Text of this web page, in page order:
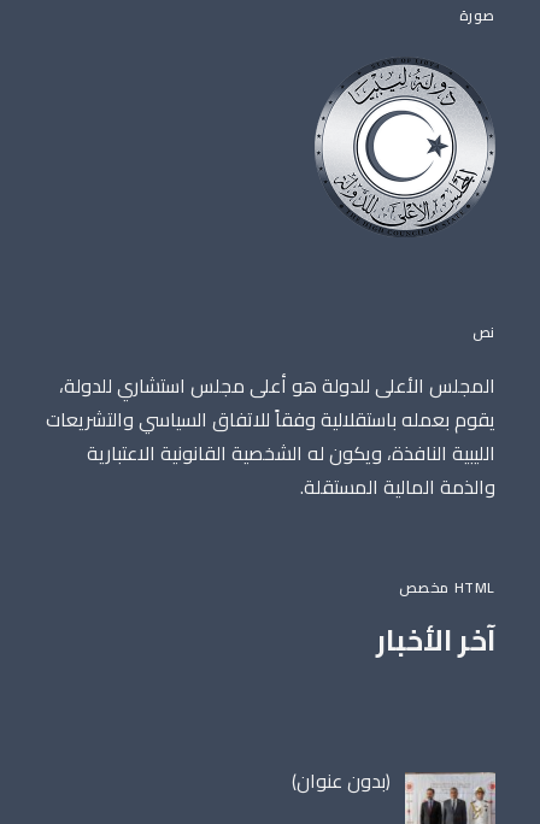
صورة
نص
المجلس الأعلى للدولة هو أعلى مجلس استشاري للدولة،
يقوم بعمله باستقلالية وفقاً للاتفاق السياسي والتشريعات
الليبية النافذة، ويكون له الشخصية القانونية الاعتبارية
والذمة المالية المستقلة.
HTML مخصص
آخر الأخبار
(بدون عنوان)مقالة